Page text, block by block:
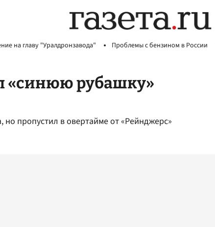
на главу "Уралдронзавода" Проблемы с бензином в России
«синюю рубашку»
но пропустил в овертайме от «Рейнджерс»